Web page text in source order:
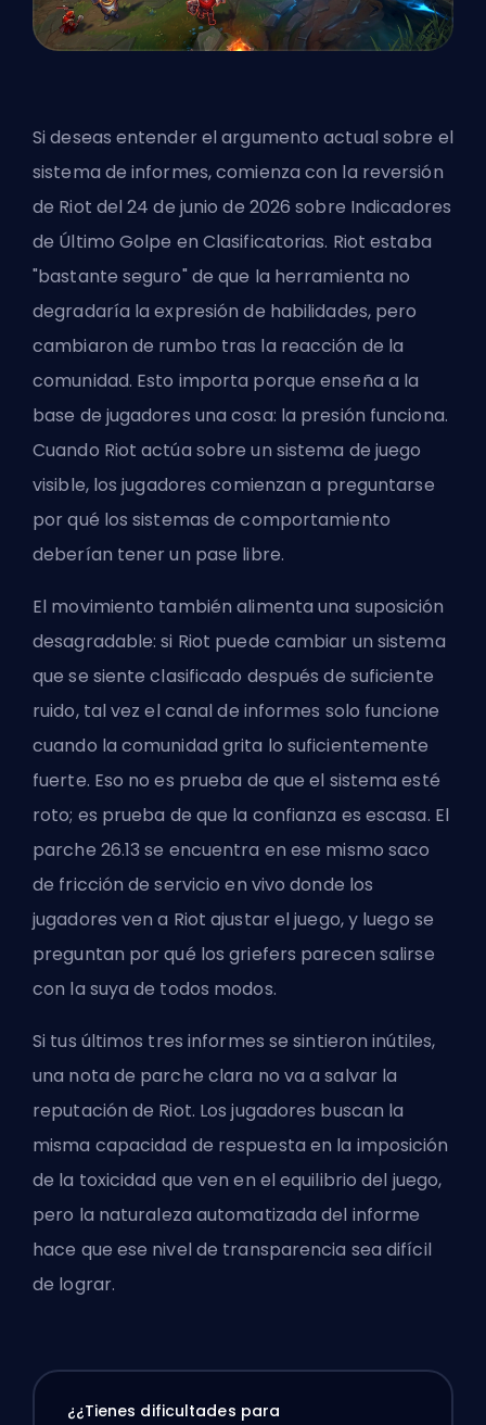
Si deseas entender el argumento actual sobre el
sistema de informes, comienza con la reversión
de Riot del 24 de junio de 2026 sobre Indicadores
de Último Golpe en Clasificatorias. Riot estaba
"bastante seguro" de que la herramienta no
degradaría la expresión de habilidades, pero
cambiaron de rumbo tras la reacción de la
comunidad. Esto importa porque enseña a la
base de jugadores una cosa: la presión funciona.
Cuando Riot actúa sobre un sistema de juego
visible, los jugadores comienzan a preguntarse
por qué los sistemas de comportamiento
deberían tener un pase libre.
El movimiento también alimenta una suposición
desagradable: si Riot puede cambiar un sistema
que se siente clasificado después de suficiente
ruido, tal vez el canal de informes solo funcione
cuando la comunidad grita lo suficientemente
fuerte. Eso no es prueba de que el sistema esté
roto; es prueba de que la confianza es escasa. El
parche 26.13 se encuentra en ese mismo saco
de fricción de servicio en vivo donde los
jugadores ven a Riot ajustar el juego, y luego se
preguntan por qué los griefers parecen salirse
con la suya de todos modos.
Si tus últimos tres informes se sintieron inútiles,
una nota de parche clara no va a salvar la
reputación de Riot. Los jugadores buscan la
misma capacidad de respuesta en la imposición
de la toxicidad que ven en el equilibrio del juego,
pero la naturaleza automatizada del informe
hace que ese nivel de transparencia sea difícil
de lograr.
¿¿Tienes dificultades para